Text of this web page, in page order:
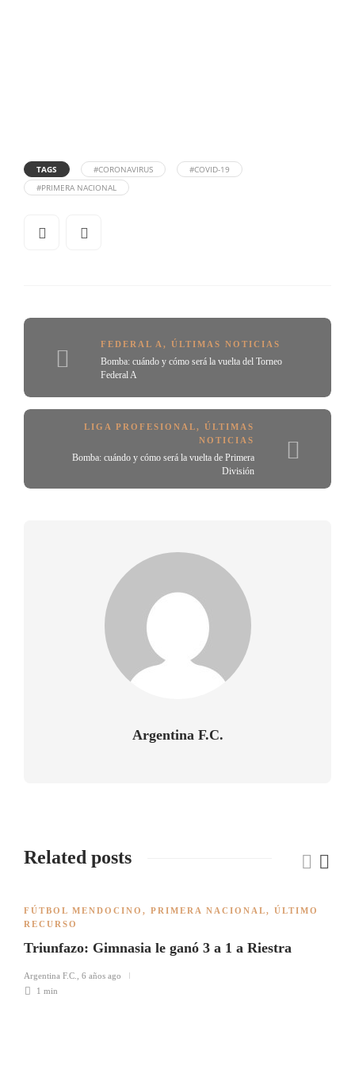
TAGS #CORONAVIRUS
#COVID-19
#PRIMERA NACIONAL
FEDERAL A , ÚLTIMAS NOTICIAS
Bomba: cuándo y cómo será la vuelta del Torneo
Federal A
LIGA PROFESIONAL, ÚLTIMAS
NOTICIAS
Bomba: cuándo y cómo será la vuelta de Primera
División
Argentina F.C.
Related posts
FÚTBOL MENDOCINO , PRIMERA NACIONAL, ÚLTIMO
RECURSO
Triunfazo: Gimnasia le ganó 3 a 1 a Riestra
Argentina F.C.
6 años ago
1 min